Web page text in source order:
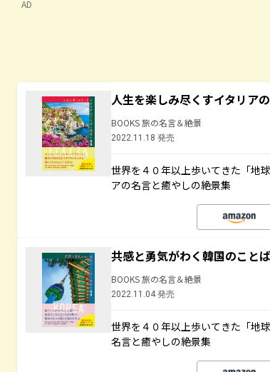
AD
人生を楽しみ尽くすイタリア
BOOKS 旅の名言＆絶景
2022.11.18 発売
世界を４０年以上歩いてきた「地
アの名言と癒やしの絶景集
共感と勇気がわく韓国のこと
BOOKS 旅の名言＆絶景
2022.11.04 発売
世界を４０年以上歩いてきた「地
名言と癒やしの絶景集